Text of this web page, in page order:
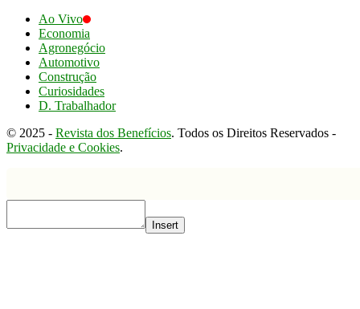
Ao Vivo
Economia
Agronegócio
Automotivo
Construção
Curiosidades
D. Trabalhador
© 2025 - Revista dos Benefícios. Todos os Direitos Reservados -
Privacidade e Cookies.
Insert